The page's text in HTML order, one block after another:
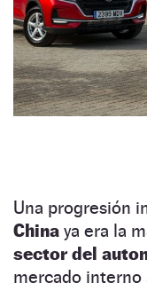
Una progresión
China ya era la
sector del
mercado interno